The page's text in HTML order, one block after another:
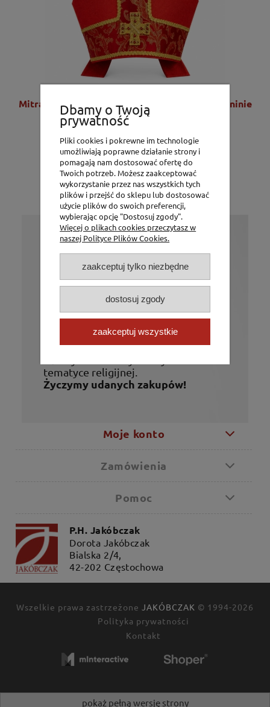
Mitra czerwona z haftowanym krzyżem na tkaninie
żakardowej - LE/9075/02
1 020,00 zł
829,27 zł
DO KOSZYKA
Już od 1994 roku
P.H. Jakóbczak
Oferujemy szeroki asortyment
produktów niezbędnych do posługi
kapłańskiej takich jak: szaty, naczynia
kościołów. Ponadto w ofercie firmy
znajdują się figury, świece, różańce,
tematyce religijnej.
Życzymy udanych zakupów!
Moje konto
Zamówienia
Pomoc
P.H. Jakóbczak
Dorota Jakóbczak
Bialska 2/4,
42-202 Częstochowa
Wszelkie prawa zastrzeżone JAKÓBCZAK © 1994-2026
Polityka prywatności
Kontakt
pokaż pełną wersję strony
Dbamy o Twoją
prywatność
Pliki cookies i pokrewne im technologie
umożliwiają poprawne działanie strony i
pomagają nam dostosować ofertę do
Twoich potrzeb. Możesz zaakceptować
wykorzystanie przez nas wszystkich tych
plików i przejść do sklepu lub dostosować
użycie plików do swoich preferencji,
wybierając opcję "Dostosuj zgody".
Więcej o plikach cookies przeczytasz w
naszej Polityce Plików Cookies.
zaakceptuj tylko niezbędne
dostosuj zgody
zaakceptuj wszystkie